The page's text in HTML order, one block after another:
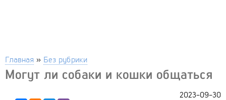
Главная » Без рубрики
Могут ли собаки и кошки общаться
2023-09-30